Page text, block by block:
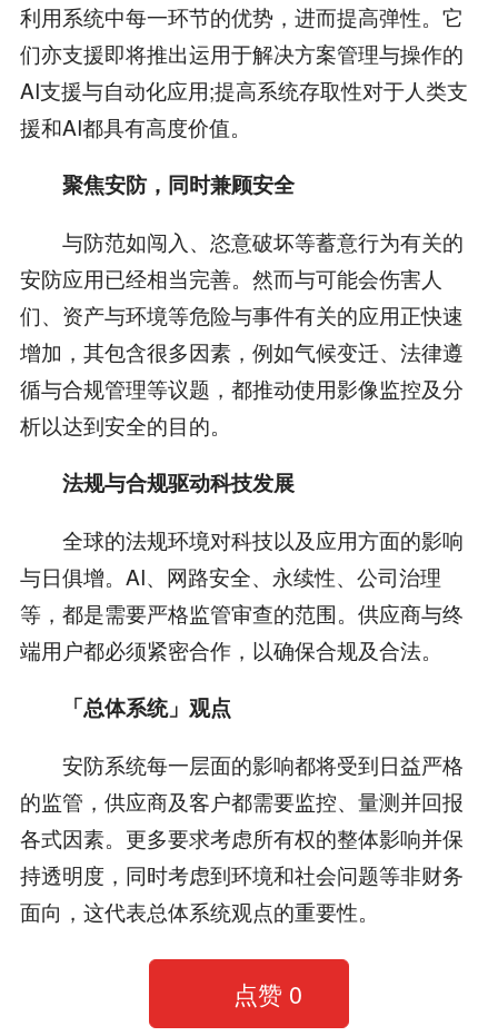
利用系统中每一环节的优势，进而提高弹性。它
们亦支援即将推出运用于解决方案管理与操作的
AI支援与自动化应用;提高系统存取性对于人类支
援和AI都具有高度价值。
聚焦安防，同时兼顾安全
与防范如闯入、恣意破坏等蓄意行为有关的
安防应用已经相当完善。然而与可能会伤害人
们、资产与环境等危险与事件有关的应用正快速
增加，其包含很多因素，例如气候变迁、法律遵
循与合规管理等议题，都推动使用影像监控及分
析以达到安全的目的。
法规与合规驱动科技发展
全球的法规环境对科技以及应用方面的影响
与日俱增。AI、网路安全、永续性、公司治理
等，都是需要严格监管审查的范围。供应商与终
端用户都必须紧密合作，以确保合规及合法。
「总体系统」观点
安防系统每一层面的影响都将受到日益严格
的监管，供应商及客户都需要监控、量测并回报
各式因素。更多要求考虑所有权的整体影响并保
持透明度，同时考虑到环境和社会问题等非财务
面向，这代表总体系统观点的重要性。
点赞 0